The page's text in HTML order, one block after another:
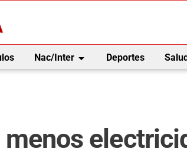
Nac/Interarrow_drop_down Deportes